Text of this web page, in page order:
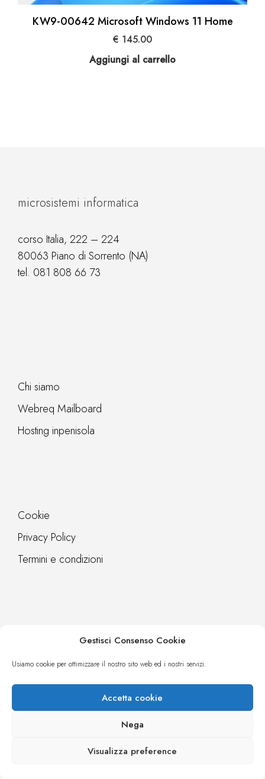
Gestisci Consenso Cookie
Usiamo cookie per ottimizzare il nostro sito web ed i nostri servizi.
Accetta cookie
Nega
Visualizza preference
KW9-00642 Microsoft Windows 11 Home
€ 145.00
Aggiungi al carrello
microsistemi informatica
corso Italia, 222 – 224
80063 Piano di Sorrento (NA)
tel. 081 808 66 73
Chi siamo
Webreq Mailboard
Hosting inpenisola
Cookie
Privacy Policy
Termini e condizioni
Webreq
© microsistemi informatica S.r.l. PI IT02887401210 - CCIAA NA